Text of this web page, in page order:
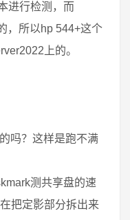
进行检测，而
，所以hp 544+这个
上的。
吗？这样是跑不满
测共享盘的速
把定影部分拆出来